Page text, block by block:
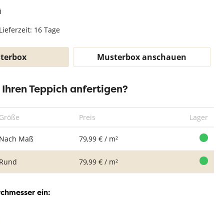
16 Tage
Musterbox anschauen
Teppich anfertigen?
Größe Preis Lager
Nach Maß 79,99 € / m²
Rund 79,99 € / m²
ein: